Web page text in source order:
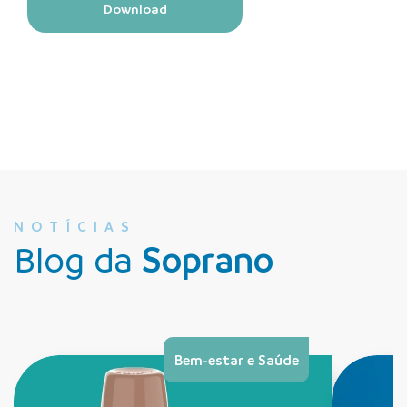
Download
NOTÍCIAS
Blog da Soprano
Bem-estar e Saúde